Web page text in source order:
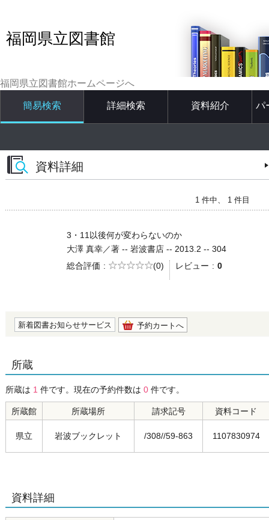
福岡県立図書館
福岡県立図書館ホームページへ
簡易検索 詳細検索 資料紹介 パ
資料詳細
1 件中、 1 件目
3・11以後何が変わらないのか
大澤 真幸／著 -- 岩波書店 -- 2013.2 -- 304
総合評価
5段階評価
(0) レビュー 0
新着図書お知らせサービス 予約カートへ
所蔵
所蔵は 1 件です。現在の予約件数は 0 件です。
所蔵館 所蔵場所 請求記号 資料コード
県立 岩波ブックレット /308//59-863 1107830974
資料詳細